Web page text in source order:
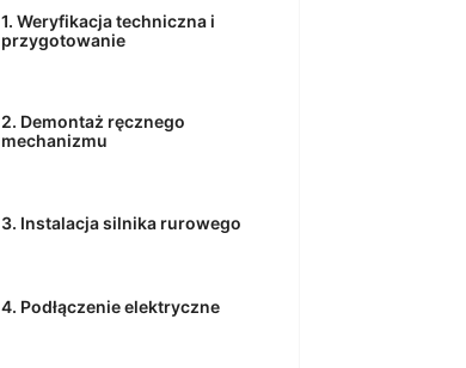
1. Weryfikacja techniczna i
przygotowanie
2. Demontaż ręcznego
mechanizmu
3. Instalacja silnika rurowego
4. Podłączenie elektryczne